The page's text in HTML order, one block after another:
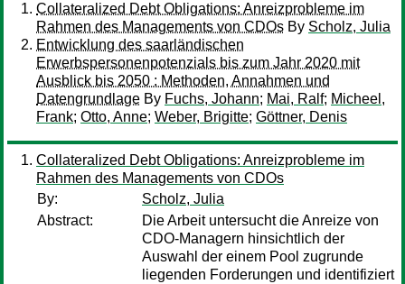
Collateralized Debt Obligations: Anreizprobleme im
Rahmen des Managements von CDOs By Scholz, Julia
Entwicklung des saarländischen
Erwerbspersonenpotenzials bis zum Jahr 2020 mit
Ausblick bis 2050 : Methoden, Annahmen und
Datengrundlage By Fuchs, Johann; Mai, Ralf; Micheel,
Frank; Otto, Anne; Weber, Brigitte; Göttner, Denis
Collateralized Debt Obligations: Anreizprobleme im
Rahmen des Managements von CDOs
By:
Scholz, Julia
Abstract:
Die Arbeit untersucht die Anreize von
CDO-Managern hinsichtlich der
Auswahl der einem Pool zugrunde
liegenden Forderungen und identifiziert